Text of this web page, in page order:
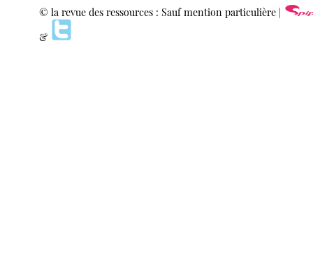
© la revue des ressources : Sauf mention particulière |
&